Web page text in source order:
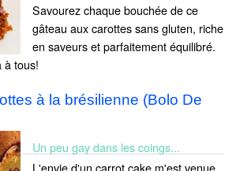
Savourez chaque bouchée de ce
gâteau aux carottes sans gluten, riche
en saveurs et parfaitement équilibré.
à tous!
à la brésilienne (Bolo De
Un peu gay dans les coings...
L'envie d'un carrot cake m'est venue